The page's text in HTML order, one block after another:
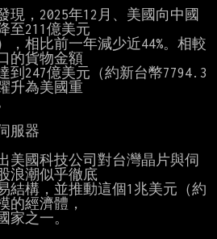
現，2025年12月、美國向中國
至211億美元
，相比前一年減少近44%。相較
的貨物金額
到247億美元（約新台幣7794.3
升為美國重
服器
美國科技公司對台灣晶片與伺
浪潮似乎徹底
結構，並推動這個1兆美元（約
的經濟體，
家之一。